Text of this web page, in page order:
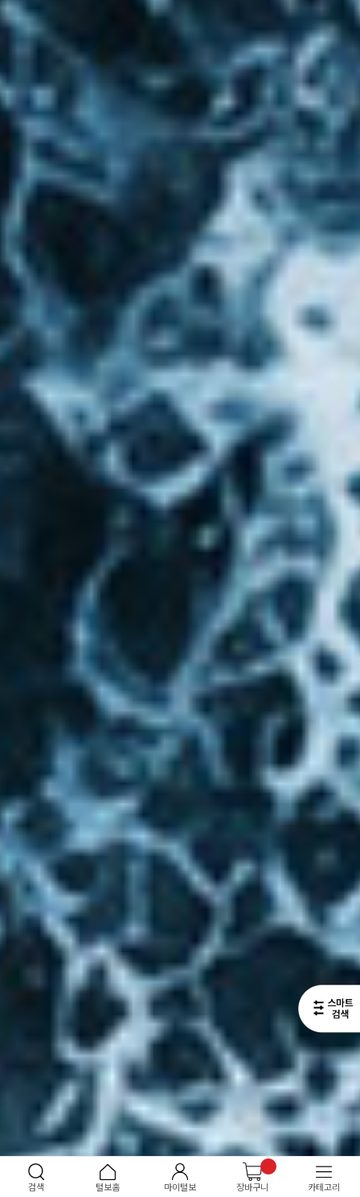
검색 털보홈 마이털보 장바구니 카테고리
7